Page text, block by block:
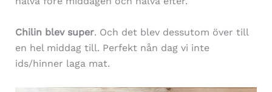
Chilin blev super. Och det blev dessutom över till
en hel middag till. Perfekt nån dag vi inte
ids/hinner laga mat.